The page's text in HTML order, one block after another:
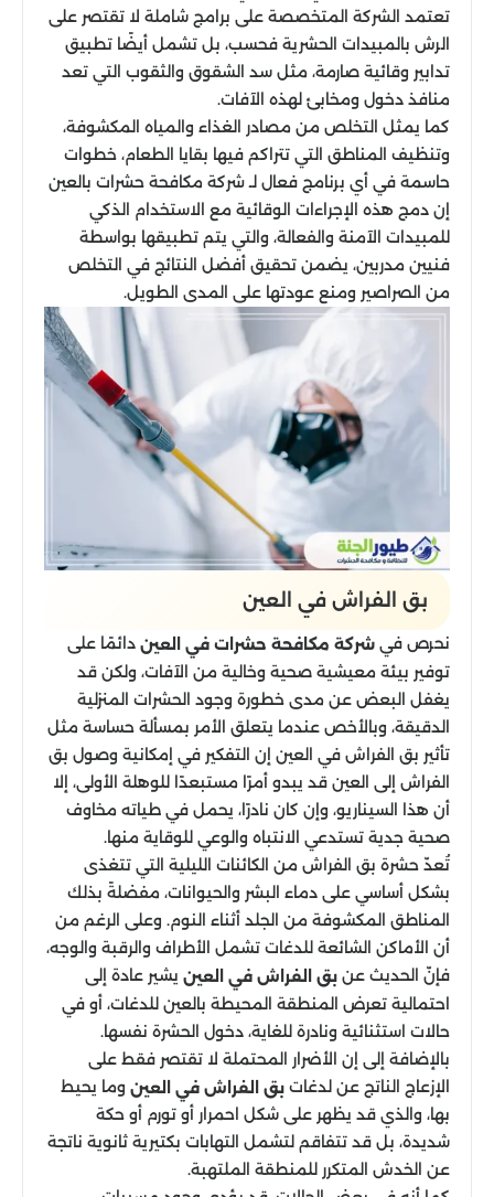
تعتمد الشركة المتخصصة على برامج شاملة لا تقتصر على
الرش بالمبيدات الحشرية فحسب، بل تشمل أيضًا تطبيق
تدابير وقائية صارمة، مثل سد الشقوق والثقوب التي تعد
منافذ دخول ومخابئ لهذه الآفات.
كما يمثل التخلص من مصادر الغذاء والمياه المكشوفة،
وتنظيف المناطق التي تتراكم فيها بقايا الطعام، خطوات
حاسمة في أي برنامج فعال لـ شركة مكافحة حشرات بالعين
إن دمج هذه الإجراءات الوقائية مع الاستخدام الذكي
للمبيدات الآمنة والفعالة، والتي يتم تطبيقها بواسطة
فنيين مدربين، يضمن تحقيق أفضل النتائج في التخلص
من الصراصير ومنع عودتها على المدى الطويل.
بق الفراش في العين
نحرص في شركة مكافحة حشرات في العين دائمًا على
توفير بيئة معيشية صحية وخالية من الآفات، ولكن قد
يغفل البعض عن مدى خطورة وجود الحشرات المنزلية
الدقيقة، وبالأخص عندما يتعلق الأمر بمسألة حساسة مثل
تأثير بق الفراش في العين إن التفكير في إمكانية وصول بق
الفراش إلى العين قد يبدو أمرًا مستبعدًا للوهلة الأولى، إلا
أن هذا السيناريو، وإن كان نادرًا، يحمل في طياته مخاوف
صحية جدية تستدعي الانتباه والوعي للوقاية منها.
تُعدّ حشرة بق الفراش من الكائنات الليلية التي تتغذى
بشكل أساسي على دماء البشر والحيوانات، مفضلةً بذلك
المناطق المكشوفة من الجلد أثناء النوم. وعلى الرغم من
أن الأماكن الشائعة للدغات تشمل الأطراف والرقبة والوجه،
فإنّ الحديث عن بق الفراش في العين يشير عادة إلى
احتمالية تعرض المنطقة المحيطة بالعين للدغات، أو في
حالات استثنائية ونادرة للغاية، دخول الحشرة نفسها.
بالإضافة إلى إن الأضرار المحتملة لا تقتصر فقط على
الإزعاج الناتج عن لدغات بق الفراش في العين وما يحيط
بها، والذي قد يظهر على شكل احمرار أو تورم أو حكة
شديدة، بل قد تتفاقم لتشمل التهابات بكتيرية ثانوية ناتجة
عن الخدش المتكرر للمنطقة الملتهبة.